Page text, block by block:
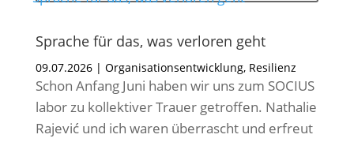
Sprache für das, was verloren geht
09.07.2026| Organisationsentwicklung, Resilienz
Schon Anfang Juni haben wir uns zum SOCIUS
labor zu kollektiver Trauer getroffen. Nathalie
Rajević und ich waren überrascht und erfreut